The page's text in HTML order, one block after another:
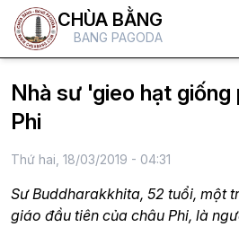
CHÙA BẰNG
BANG PAGODA
Nhà sư 'gieo hạt giống
Phi
Thứ hai, 18/03/2019 - 04:31
Sư Buddharakkhita, 52 tuổi, một
giáo đầu tiên của châu Phi, là